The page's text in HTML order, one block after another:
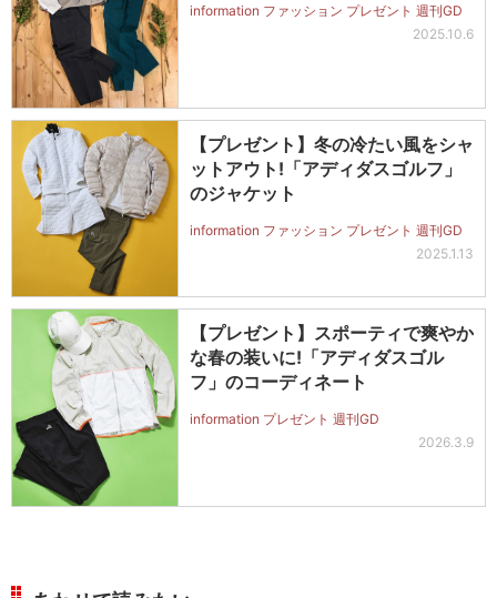
information ファッション プレゼント 週刊GD
2025.10.6
【プレゼント】冬の冷たい風をシャ
ットアウト!「アディダスゴルフ」
のジャケット
information ファッション プレゼント 週刊GD
2025.1.13
【プレゼント】スポーティで爽やか
な春の装いに!「アディダスゴル
フ」のコーディネート
information プレゼント 週刊GD
2026.3.9